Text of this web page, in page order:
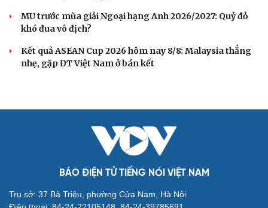
MU trước mùa giải Ngoại hạng Anh 2026/2027: Quỷ đỏ
khó đua vô địch?
Kết quả ASEAN Cup 2026 hôm nay 8/8: Malaysia thắng
nhẹ, gặp ĐT Việt Nam ở bán kết
BÁO ĐIỆN TỬ TIẾNG NÓI VIỆT NAM
Trụ sở: 37 Bà Triệu, phường Cửa Nam, Hà Nội